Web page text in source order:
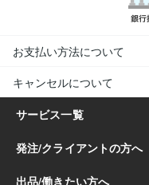
お支払い方法について
キャンセルについて